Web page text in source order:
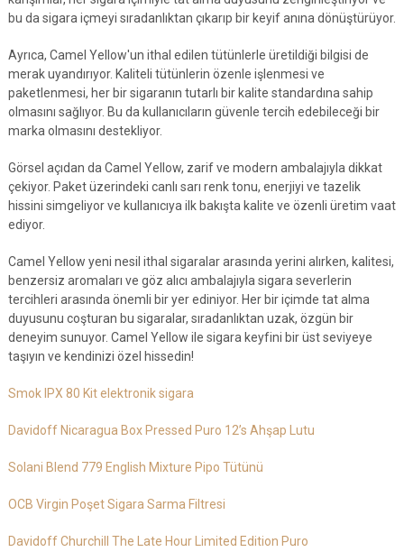
bu da sigara içmeyi sıradanlıktan çıkarıp bir keyif anına dönüştürüyor.
Ayrıca, Camel Yellow'un ithal edilen tütünlerle üretildiği bilgisi de
merak uyandırıyor. Kaliteli tütünlerin özenle işlenmesi ve
paketlenmesi, her bir sigaranın tutarlı bir kalite standardına sahip
olmasını sağlıyor. Bu da kullanıcıların güvenle tercih edebileceği bir
marka olmasını destekliyor.
Görsel açıdan da Camel Yellow, zarif ve modern ambalajıyla dikkat
çekiyor. Paket üzerindeki canlı sarı renk tonu, enerjiyi ve tazelik
hissini simgeliyor ve kullanıcıya ilk bakışta kalite ve özenli üretim vaat
ediyor.
Camel Yellow yeni nesil ithal sigaralar arasında yerini alırken, kalitesi,
benzersiz aromaları ve göz alıcı ambalajıyla sigara severlerin
tercihleri arasında önemli bir yer ediniyor. Her bir içimde tat alma
duyusunu coşturan bu sigaralar, sıradanlıktan uzak, özgün bir
deneyim sunuyor. Camel Yellow ile sigara keyfini bir üst seviyeye
taşıyın ve kendinizi özel hissedin!
Smok IPX 80 Kit elektronik sigara
Davidoff Nicaragua Box Pressed Puro 12’s Ahşap Lutu
Solani Blend 779 English Mixture Pipo Tütünü
OCB Virgin Poşet Sigara Sarma Filtresi
Davidoff Churchill The Late Hour Limited Edition Puro